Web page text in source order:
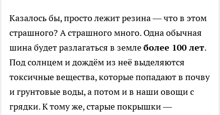
Казалось бы, просто лежит резина — что в этом
страшного? А страшного много. Одна обычная
шина будет разлагаться в землеболее 100 лет.
Под солнцем и дождём из неё выделяются
токсичные вещества, которые попадают в почву
и грунтовые воды, а потом и в наши овощи с
грядки. К тому же, старые покрышки —